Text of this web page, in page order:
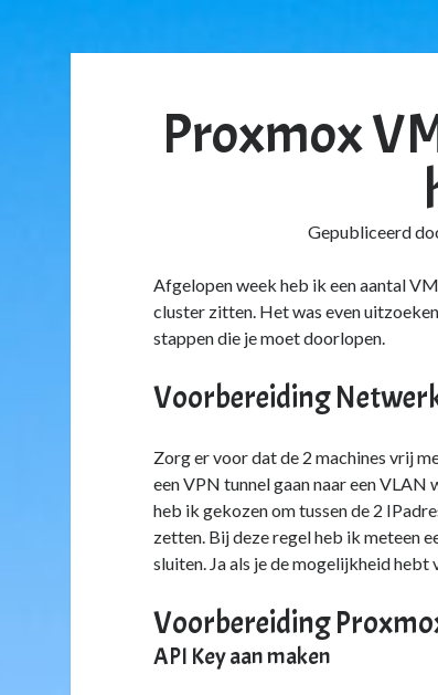
World
BerichtenProxmox
Gepubliceerd
Afgelopen week heb ik een aantal
cluster zitten. Het was even
stappen die je moet doorlopen.
Voorbereiding
Zorg er voor dat de 2 machines vrij
een VPN tunnel gaan naar een
heb ik gekozen om tussen de 2
zetten. Bij deze regel heb ik meteen
sluiten. Ja als je de mogelijkheid
Voorbereiding
API Key aan maken